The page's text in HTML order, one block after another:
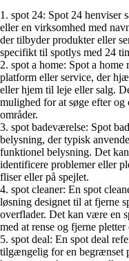
1. spot 24: Spot 24 henviser
eller en virksomhed med
der tilbyder produkter eller
specifikt til spotlys med 24
2. spot a home: Spot a
platform eller service, der
eller hjem til leje eller salg.
mulighed for at søge efter
områder.
3. spot badeværelse: Spot
belysning, der typisk
funktionel belysning. Det
identificere problemer eller
fliser eller på spejlet.
4. spot cleaner: En spot
løsning designet til at fjerne
overflader. Det kan være en
med at rense og fjerne
5. spot deal: En spot deal
tilgængelig for en begrænset